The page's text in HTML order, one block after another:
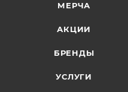
МЕРЧА
АКЦИИ
БРЕНДЫ
УСЛУГИ